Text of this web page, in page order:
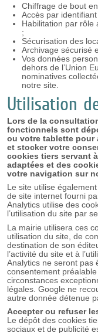
Chiffrage de bout
Accès par
Habilitation par rôle
;
Sécurisation des
Archivage sécurisé
Vos données
dehors de l’Union
nominatives
notre site.
Utilisation
Lors de la
fonctionnels sont
ou votre tablette pour
et stocker votre
cookies tiers servant
adaptées et des
votre navigation sur
Le site utilise également
de site internet fourni
Analytics utilise des
l’utilisation du site par
La mairie utilisera ces
utilisation du site, de
destination de son
l’activité du site et à
Analytics ne seront pas
consentement
circonstances
légales. Google ne
autre donnée détenue
Accepter ou refuser
Le dépôt des cookies
sociaux et de publicité